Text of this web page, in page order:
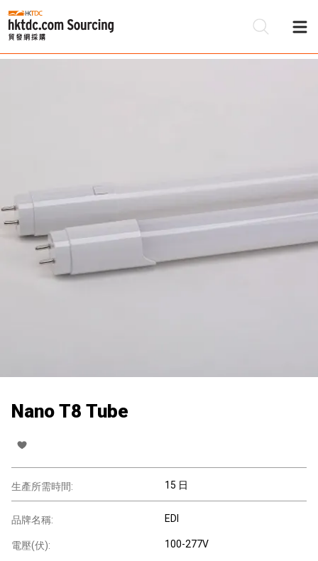
Nano T8 Tube
生產所需時間: 15 日
品牌名稱: EDI
電壓(伏): 100-277V